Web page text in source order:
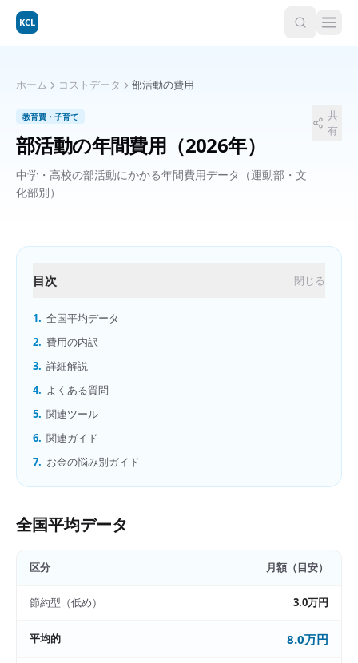
KCL
ホーム コストデータ 部活動の費用
教育費・子育て
部活動の年間費用 （2026年）
中学・高校の部活動にかかる年間費用データ（運動部・文
化部別）
共
有
目次 閉じる
1. 全国平均データ
2. 費用の内訳
3. 詳細解説
4. よくある質問
5. 関連ツール
6. 関連ガイド
7. お金の悩み別ガイド
全国平均データ
区分 月額（目安）
節約型（低め） 3.0万円
平均的 8.0万円